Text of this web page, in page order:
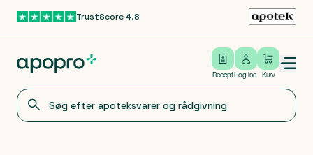
Gå til hovedindholdTrustScore 4.8
Recept
Log ind
Log ind Kurv
Open/close menu